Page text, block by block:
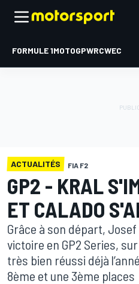
FORMULE 1MOTOGPWRCWEC
ACTUALITÉS FIA F2
GP2 - KRAL
ET CALADO
Grâce à son départ,
victoire en GP2 Series,
très bien réussi déjà
8ème et une 3ème places